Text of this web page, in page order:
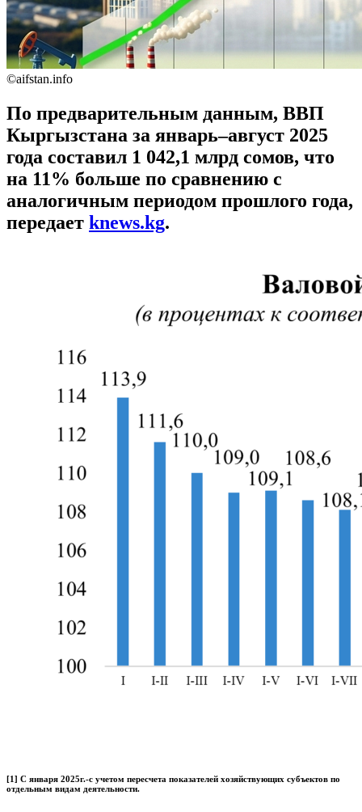
©aifstan.info
По предварительным данным, ВВП
Кыргызстана за январь–август 2025
года составил 1 042,1 млрд сомов, что
на 11% больше по сравнению с
аналогичным периодом прошлого года,
передает knews.kg.
[1] С января 2025г.-с учетом пересчета показателей хозяйствующих субъектов по
отдельным видам деятельности.